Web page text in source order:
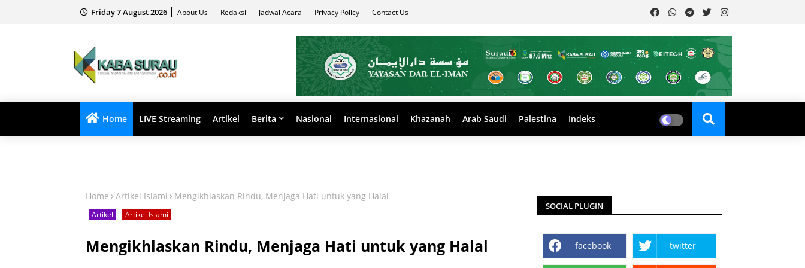
Friday 7 August 2026 About Us Redaksi Jadwal Acara Privacy Policy Contact Us
Home LIVE Streaming Artikel Berita Nasional Internasional Khazanah Arab Saudi Palestina Indeks
Home Artikel Islami Mengikhlaskan Rindu, Menjaga Hati untuk yang Halal
Artikel Artikel Islami
Mengikhlaskan Rindu, Menjaga Hati untuk yang Halal
SOCIAL PLUGIN
facebook twitter